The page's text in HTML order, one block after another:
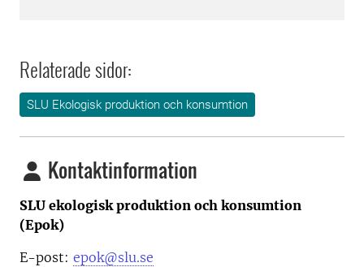
Relaterade sidor:
SLU Ekologisk produktion och konsumtion
Kontaktinformation
SLU ekologisk produktion och konsumtion
(Epok)
E-post: epok@slu.se